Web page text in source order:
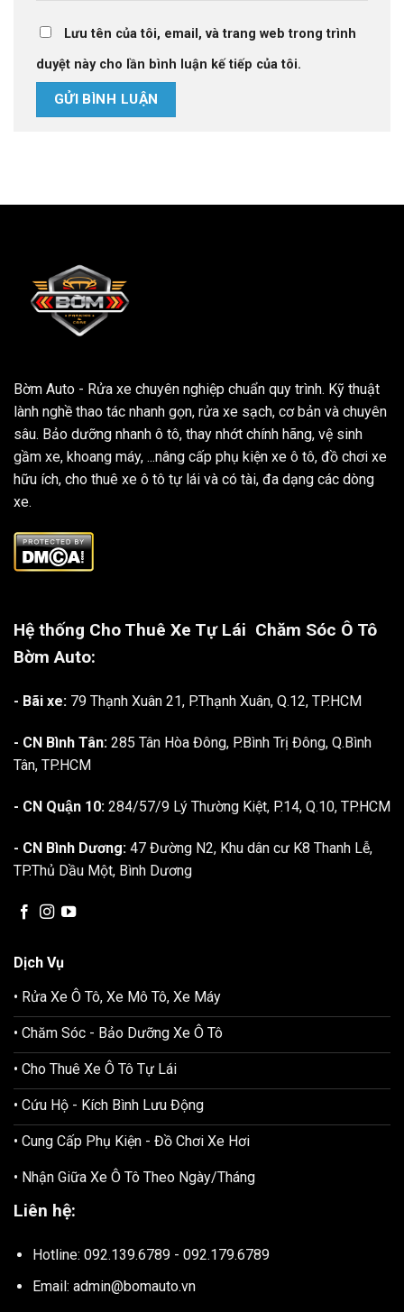
Lưu tên của tôi, email, và trang web trong trình
duyệt này cho lần bình luận kế tiếp của tôi.
Bờm Auto - Rửa xe chuyên nghiệp chuẩn quy trình. Kỹ thuật
lành nghề thao tác nhanh gọn, rửa xe sạch, cơ bản và chuyên
sâu. Bảo dưỡng nhanh ô tô, thay nhớt chính hãng, vệ sinh
gầm xe, khoang máy, ...nâng cấp phụ kiện xe ô tô, đồ chơi xe
hữu ích, cho thuê xe ô tô tự lái và có tài, đa dạng các dòng
xe.
Hệ thống Cho Thuê Xe Tự Lái Chăm Sóc Ô Tô
Bờm Auto:
- Bãi xe: 79 Thạnh Xuân 21, P.Thạnh Xuân, Q.12, TP.HCM
- CN Bình Tân: 285 Tân Hòa Đông, P.Bình Trị Đông, Q.Bình
Tân, TP.HCM
- CN Quận 10: 284/57/9 Lý Thường Kiệt, P.14, Q.10, TP.HCM
- CN Bình Dương: 47 Đường N2, Khu dân cư K8 Thanh Lễ,
TP.Thủ Dầu Một, Bình Dương
Dịch Vụ
• Rửa Xe Ô Tô, Xe Mô Tô, Xe Máy
• Chăm Sóc - Bảo Dưỡng Xe Ô Tô
• Cho Thuê Xe Ô Tô Tự Lái
• Cứu Hộ - Kích Bình Lưu Động
• Cung Cấp Phụ Kiện - Đồ Chơi Xe Hơi
• Nhận Giữa Xe Ô Tô Theo Ngày/Tháng
Liên hệ:
Hotline: 092.139.6789 - 092.179.6789
Email: admin@bomauto.vn